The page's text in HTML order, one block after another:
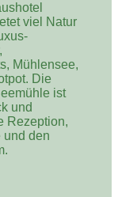
viel Natur
Mühlensee,
Die
ist
und
Rezeption,
und den